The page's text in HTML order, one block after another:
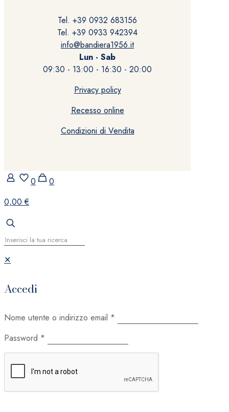
Tel. +39 0932 683156
Tel. +39 0933 942394
info@bandiera1956.it
Lun - Sab
09:30 - 13:00 - 16:30 - 20:00
Privacy policy
Recesso online
Condizioni di Vendita
0
0
0,00 €
✕
Accedi
Nome utente o indirizzo email *
Password *